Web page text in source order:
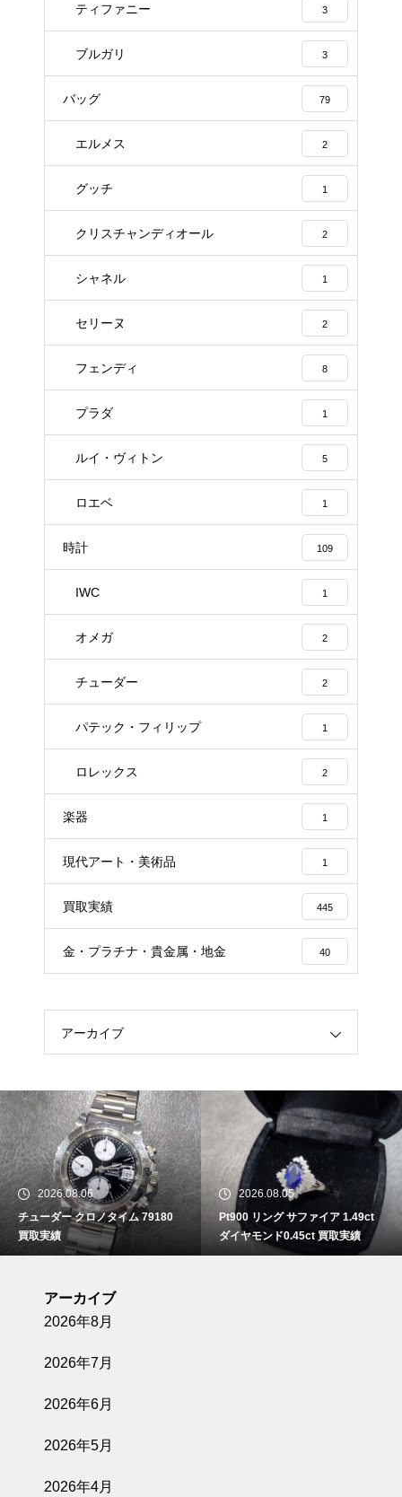
ティファニー 3
ブルガリ 3
バッグ 79
エルメス 2
グッチ 1
クリスチャンディオール 2
シャネル 1
セリーヌ 2
フェンディ 8
プラダ 1
ルイ・ヴィトン 5
ロエベ 1
時計 109
IWC 1
オメガ 2
チューダー 2
パテック・フィリップ 1
ロレックス 2
楽器 1
現代アート・美術品 1
買取実績 445
金・プラチナ・貴金属・地金 40
アーカイブ
2026.08.06
チューダー クロノタイム 79180
買取実績
2026.08.05
Pt900 リング サファイア 1.49ct
ダイヤモンド0.45ct 買取実績
アーカイブ
2026年8月
2026年7月
2026年6月
2026年5月
2026年4月